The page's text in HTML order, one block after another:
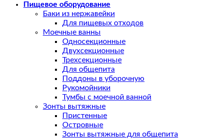
Пищевое оборудование
Баки из нержавейки
Для пищевых отходов
Моечные ванны
Односекционные
Двухсекционные
Трехсекционные
Для общепита
Поддоны в уборочную
Рукомойники
Тумбы с моечной ванной
Зонты вытяжные
Пристенные
Островные
Зонты вытяжные для общепита